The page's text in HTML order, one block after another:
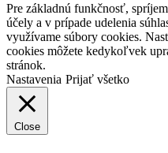
Pre základnú funkčnosť,
účely a v prípade udelenia
využívame súbory cookies.
cookies môžete kedykoľvek
stránok.
Nastavenia Prijať všetko
Close